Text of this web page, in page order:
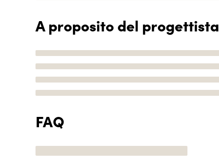
A proposito del progettista
FAQ